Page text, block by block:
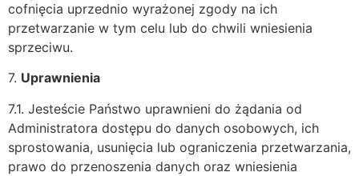
cofnięcia uprzednio wyrażonej zgody na ich
przetwarzanie w tym celu lub do chwili wniesienia
sprzeciwu.
7. Uprawnienia
7.1. Jesteście Państwo uprawnieni do żądania od
Administratora dostępu do danych osobowych, ich
sprostowania, usunięcia lub ograniczenia przetwarzania,
prawo do przenoszenia danych oraz wniesienia